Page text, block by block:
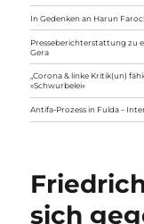
In Gedenken an Harun
Presseberichterstattung zu
Gera
„Corona & linke Kritik(un)
»Schwurbelei«
Antifa-Prozess in Fulda –
sich